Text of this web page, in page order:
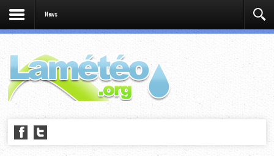
News